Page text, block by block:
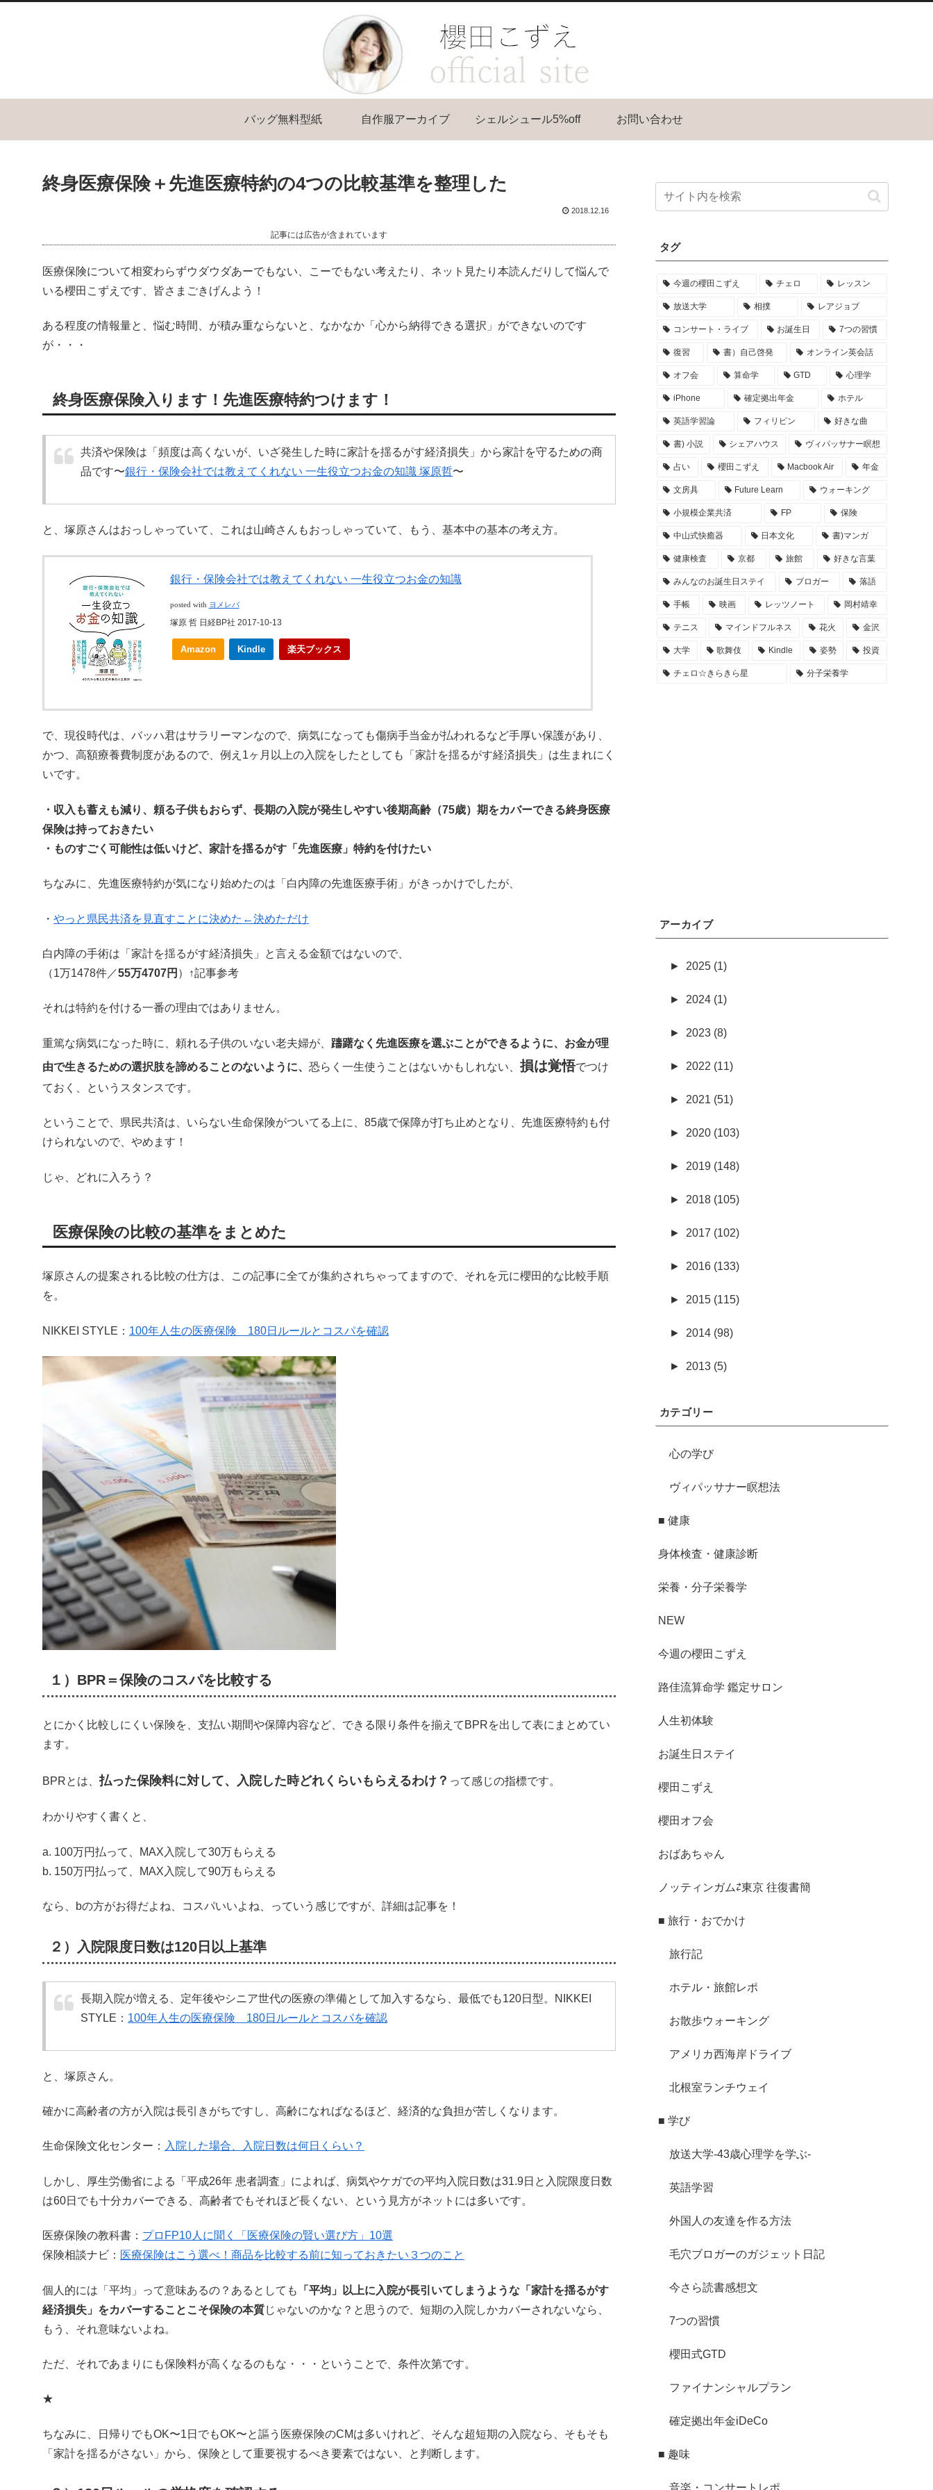
バッグ無料型紙 自作服アーカイブ シェルシュール5%off お問い合わせ
終身医療保険＋先進医療特約の4つの比較基準を整理した
2018.12.16
記事には広告が含まれています
医療保険について相変わらずウダウダあーでもない、こーでもない考えたり、ネット見たり本読んだりして悩んで
いる櫻田こずえです、皆さまごきげんよう！
ある程度の情報量と、悩む時間、が積み重ならないと、なかなか「心から納得できる選択」ができないのです
が・・・
終身医療保険入ります！先進医療特約つけます！
共済や保険は「頻度は高くないが、いざ発生した時に家計を揺るがす経済損失」から家計を守るための商
品です〜銀行・保険会社では教えてくれない 一生役立つお金の知識 塚原哲〜
と、塚原さんはおっしゃっていて、これは山崎さんもおっしゃっていて、もう、基本中の基本の考え方。
銀行・保険会社では教えてくれない 一生役立つお金の知識
posted with ヨメレバ
塚原 哲 日経BP社 2017-10-13
Amazon Kindle 楽天ブックス
で、現役時代は、バッハ君はサラリーマンなので、病気になっても傷病手当金が払われるなど手厚い保護があり、
かつ、高額療養費制度があるので、例え1ヶ月以上の入院をしたとしても「家計を揺るがす経済損失」は生まれにく
いです。
・収入も蓄えも減り、頼る子供もおらず、長期の入院が発生しやすい後期高齢（75歳）期をカバーできる終身医療
保険は持っておきたい
・ものすごく可能性は低いけど、家計を揺るがす「先進医療」特約を付けたい
ちなみに、先進医療特約が気になり始めたのは「白内障の先進医療手術」がきっかけでしたが、
・ やっと県民共済を見直すことに決めた←決めただけ
白内障の手術は「家計を揺るがす経済損失」と言える金額ではないので、
（1万1478件／55万4707円 ）↑記事参考
それは特約を付ける一番の理由ではありません。
重篤な病気になった時に、頼れる子供のいない老夫婦が、 躊躇なく先進医療を選ぶことができるように、お金が理
由で生きるための選択肢を諦めることのないように、 恐らく一生使うことはないかもしれない、 損は覚悟でつけ
ておく、というスタンスです。
ということで、県民共済は、いらない生命保険がついてる上に、85歳で保障が打ち止めとなり、先進医療特約も付
けられないので、やめます！
じゃ、どれに入ろう？
医療保険の比較の基準をまとめた
塚原さんの提案される比較の仕方は、この記事に全てが集約されちゃってますので、それを元に櫻田的な比較手順
を。
NIKKEI STYLE： 100年人生の医療保険 180日ルールとコスパを確認
１）BPR＝保険のコスパを比較する
とにかく比較しにくい保険を、支払い期間や保障内容など、できる限り条件を揃えてBPRを出して表にまとめてい
ます。
BPRとは、 払った保険料に対して、入院した時どれくらいもらえるわけ？ って感じの指標です。
わかりやすく書くと、
a. 100万円払って、MAX入院して30万もらえる
b. 150万円払って、MAX入院して90万もらえる
なら、bの方がお得だよね、コスパいいよね、っていう感じですが、詳細は記事を！
２）入院限度日数は120日以上基準
長期入院が増える、定年後やシニア世代の医療の準備として加入するなら、最低でも120日型。NIKKEI
STYLE： 100年人生の医療保険 180日ルールとコスパを確認
と、塚原さん。
確かに高齢者の方が入院は長引きがちですし、高齢になればなるほど、経済的な負担が苦しくなります。
生命保険文化センター： 入院した場合、入院日数は何日くらい？
しかし、厚生労働省による「平成26年 患者調査」によれば、病気やケガでの平均入院日数は31.9日と入院限度日数
は60日でも十分カバーできる、高齢者でもそれほど長くない、という見方がネットには多いです。
医療保険の教科書： プロFP10人に聞く「医療保険の賢い選び方」10選
保険相談ナビ： 医療保険はこう選べ！商品を比較する前に知っておきたい３つのこと
個人的には「平均」って意味あるの？あるとしても
「平均」以上に入院が長引いてしまうような「家計を揺るがす
経済損失」をカバーすることこそ保険の本質じゃないのかな？と思うので、短期の入院しかカバーされないなら、
もう、それ意味ないよね。
ただ、それであまりにも保険料が高くなるのもな・・・ということで、条件次第です。
★
ちなみに、日帰りでもOK〜1日でもOK〜と謳う医療保険のCMは多いけれど、そんな超短期の入院なら、そもそも
「家計を揺るがさない」から、保険として重要視するべき要素ではない、と判断します。
タグ
今週の櫻田こずえ チェロ レッスン
放送大学 相撲 レアジョブ
コンサート・ライブ お誕生日 7つの習慣
復習 書）自己啓発 オンライン英会話
オフ会 算命学 GTD 心理学
iPhone 確定拠出年金 ホテル
英語学習論 フィリピン 好きな曲
書) 小説 シェアハウス ヴィパッサナー瞑想
占い 櫻田こずえ Macbook Air 年金
文房具 Future Learn ウォーキング
小規模企業共済 FP 保険
中山式快癒器 日本文化 書)マンガ
健康検査 京都 旅館 好きな言葉
みんなのお誕生日ステイ ブロガー 落語
手帳 映画 レッツノート 岡村靖幸
テニス マインドフルネス 花火 金沢
大学 歌舞伎 Kindle 姿勢 投資
チェロ☆きらきら星 分子栄養学
アーカイブ
► 2025 (1)
► 2024 (1)
► 2023 (8)
► 2022 (11)
► 2021 (51)
► 2020 (103)
► 2019 (148)
► 2018 (105)
► 2017 (102)
► 2016 (133)
► 2015 (115)
► 2014 (98)
► 2013 (5)
カテゴリー
心の学び
ヴィパッサナー瞑想法
■ 健康
身体検査・健康診断
栄養・分子栄養学
NEW
今週の櫻田こずえ
路佳流算命学 鑑定サロン
人生初体験
お誕生日ステイ
櫻田こずえ
櫻田オフ会
おばあちゃん
ノッティンガム⇄東京 往復書簡
■ 旅行・おでかけ
旅行記
ホテル・旅館レポ
お散歩ウォーキング
アメリカ西海岸ドライブ
北根室ランチウェイ
■ 学び
放送大学-43歳心理学を学ぶ-
英語学習
外国人の友達を作る方法
毛穴ブロガーのガジェット日記
今さら読書感想文
7つの習慣
櫻田式GTD
ファイナンシャルプラン
確定拠出年金iDeCo
■ 趣味
音楽・コンサートレポ